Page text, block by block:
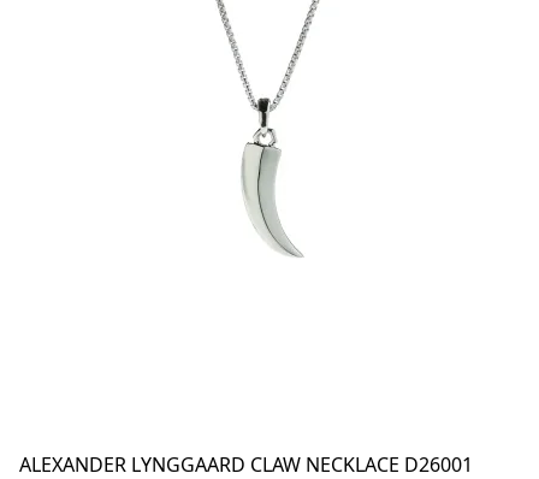
ALEXANDER LYNGGAARD CLAW NECKLACE D26001